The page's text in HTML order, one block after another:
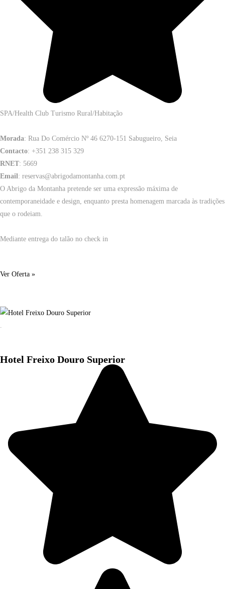
SPA/Health Club Turismo Rural/Habitação
Morada: Rua Do Comércio Nº 46 6270-151 Sabugueiro, Seia
Contacto: +351 238 315 329
RNET: 5669
Email: reservas@abrigodamontanha.com.pt
O Abrigo da Montanha pretende ser uma expressão máxima de
contemporaneidade e design, enquanto presta homenagem marcada às tradições
que o rodeiam.
Mediante entrega do talão no check in
Ver Oferta »
Hotel Freixo Douro Superior